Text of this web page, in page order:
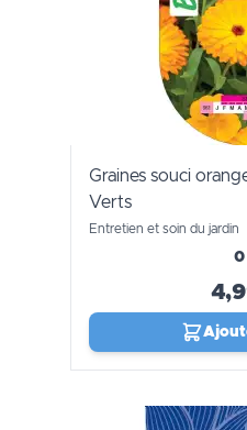
Graines souci
Verts
Entretien et soin du jardin
0